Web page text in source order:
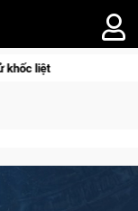
2026 Mùa 2 khép lại với